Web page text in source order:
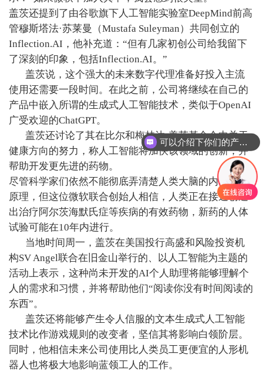
盖茨还提到了由谷歌旗下人工智能实验室DeepMind前高
管穆斯塔法·苏莱曼（Mustafa Suleyman）共同创立的
Inflection.AI，他补充道：“但有几家初创公司给我留下
了深刻的印象，包括Inflection.AI。”
盖茨说，这个强大的未来数字代理准备好投入主流
使用还需要一段时间。在此之前，公司将继续在自己的
产品中嵌入所谓的生成式人工智能技术，类似于OpenAI
广受欢迎的ChatGPT。
盖茨还讨论了其在比尔和梅林达·盖茨基金会中关于
健康方向的努力，称人工智能将加快该领域的创新，并
帮助开发更先进的药物。
尽管科学家们依然不能彻底弄清楚人类大脑的内部运作
原理，但这位微软联合创始人相信，人类正在接近创造
出治疗阿尔茨海默氏症等疾病的有效药物，新药的人体
试验可能在10年内进行。
当地时间周一，盖茨在美国投行高盛和风险投资机
构SV Angel联合在旧金山举行的、以人工智能为主题的
活动上表示，这种尚未开发的AI个人助理将能够理解个
人的需求和习惯，并将帮助他们“阅读你没有时间阅读的
东西”。
盖茨还将能够产生令人信服的文本生成式人工智能
技术比作游戏规则的改变者，坚信其将影响白领阶层。
同时，他相信未来公司使用比人类员工更便宜的人形机
器人也将极大地影响蓝领工人的工作。
可以介绍下你们的产品么